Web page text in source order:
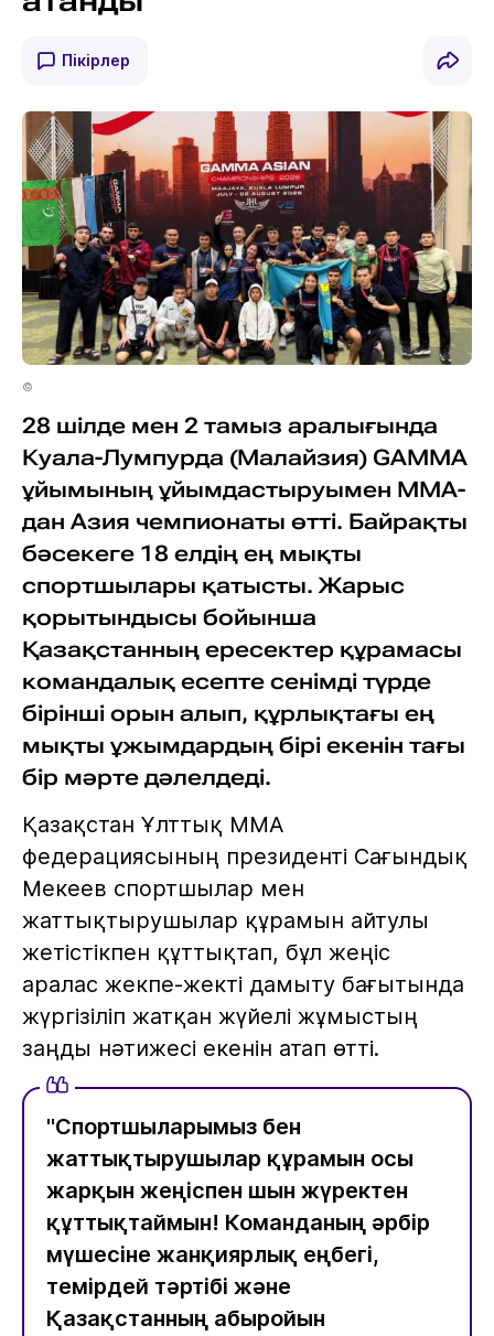
Пікірлер
©
28 шілде мен 2 тамыз аралығында
Куала-Лумпурда (Малайзия) GAMMA
ұйымының ұйымдастыруымен ММА-
дан Азия чемпионаты өтті. Байрақты
бәсекеге 18 елдің ең мықты
спортшылары қатысты. Жарыс
қорытындысы бойынша
Қазақстанның ересектер құрамасы
командалық есепте сенімді түрде
бірінші орын алып, құрлықтағы ең
мықты ұжымдардың бірі екенін тағы
бір мәрте дәлелдеді.
Қазақстан Ұлттық ММА
федерациясының президенті Сағындық
Мекеев спортшылар мен
жаттықтырушылар құрамын айтулы
жетістікпен құттықтап, бұл жеңіс
аралас жекпе-жекті дамыту бағытында
жүргізіліп жатқан жүйелі жұмыстың
заңды нәтижесі екенін атап өтті.
"Спортшыларымыз бен
жаттықтырушылар құрамын осы
жарқын жеңіспен шын жүректен
құттықтаймын! Команданың әрбір
мүшесіне жанқиярлық еңбегі,
темірдей тәртібі және
Қазақстанның абыройын